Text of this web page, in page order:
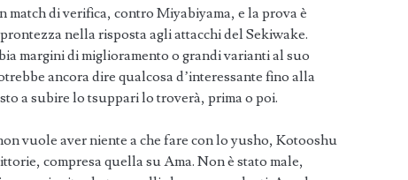
match di verifica, contro Miyabiyama, e la prova è
nella risposta agli attacchi del Sekiwake.
margini di miglioramento o grandi varianti al suo
ancora dire qualcosa d’interessante fino alla
a subire lo tsuppari lo troverà, prima o poi.
vuole aver niente a che fare con lo yusho, Kotooshu
compresa quella su Ama. Non è stato male,